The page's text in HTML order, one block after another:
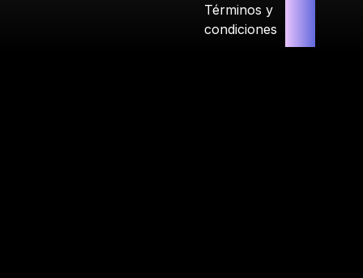
Términos y
condiciones